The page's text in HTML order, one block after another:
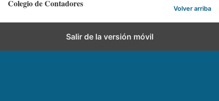
Colegio de Contadores Volver arriba
Salir de la versión móvil